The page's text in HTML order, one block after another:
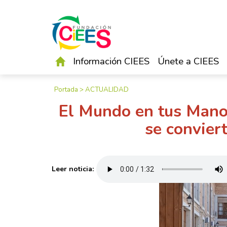
Información CIEES Únete a CIEES
Portada >ACTUALIDAD
El Mundo en tus
se
Leer noticia: